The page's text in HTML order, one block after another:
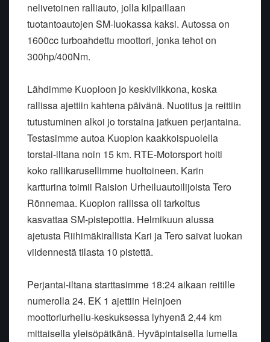
nelivetoinen ralliauto, jolla kilpaillaan
tuotantoautojen SM-luokassa kaksi. Autossa on
1600cc turboahdettu moottori, jonka tehot on
300hp/400Nm.
Lähdimme Kuopioon jo keskiviikkona, koska
rallissa ajettiin kahtena päivänä. Nuotitus ja reittiin
tutustuminen alkoi jo torstaina jatkuen perjantaina.
Testasimme autoa Kuopion kaakkoispuolella
torstai-iltana noin 15 km. RTE-Motorsport hoiti
koko rallikarusellimme huoltoineen. Karin
kartturina toimii Raision Urheiluautoilijoista Tero
Rönnemaa. Kuopion rallissa oli tarkoitus
kasvattaa SM-pistepottia. Helmikuun alussa
ajetusta Riihimäkirallista Kari ja Tero saivat luokan
viidennestä tilasta 10 pistettä.
Perjantai-iltana starttasimme 18:24 aikaan reitille
numerolla 24. EK 1 ajettiin Heinjoen
moottoriurheilu-keskuksessa lyhyenä 2,44 km
mittaisella yleisöpätkänä. Hyväpintaisella lumella